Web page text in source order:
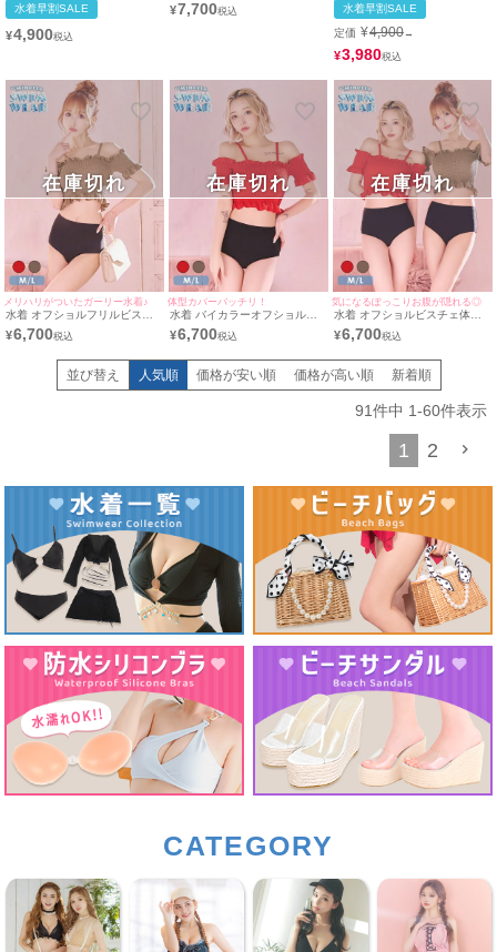
スチェビキニ
水着早割SALE
¥4,900
ビキニ
¥7,700
ービキニ
水着早割SALE
定価 ¥4,900→
¥3,980
メリハリがついたガーリー水着♪
水着 オフショルフリルビスチ
ェ袖あり体型カバーガーリーハ
イウエストビキニ
¥6,700
在庫切れ
体型カバーバッチリ！
水着 バイカラーオフショルビ
スチェ体型カバーガーリーハイ
ウエストビキニ
¥6,700
在庫切れ
気になるぽっこりお腹が隠れる◎
水着 オフショルビスチェ体型
カバーガーリーハイウエストビ
キニ
¥6,700
在庫切れ
並び替え 人気順 価格が安い順 価格が高い順 新着順
91件中 1-60件表示
1 2
CATEGORY